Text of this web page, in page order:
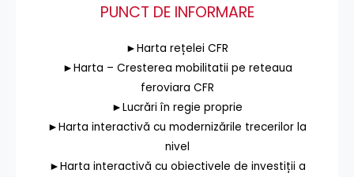
PUNCT DE INFORMARE
►Harta rețelei CFR
►Harta – Cresterea mobilitatii pe reteaua
feroviara CFR
►Lucrări în regie proprie
►Harta interactivă cu modernizările trecerilor la
nivel
►Harta interactivă cu obiectivele de investiții a